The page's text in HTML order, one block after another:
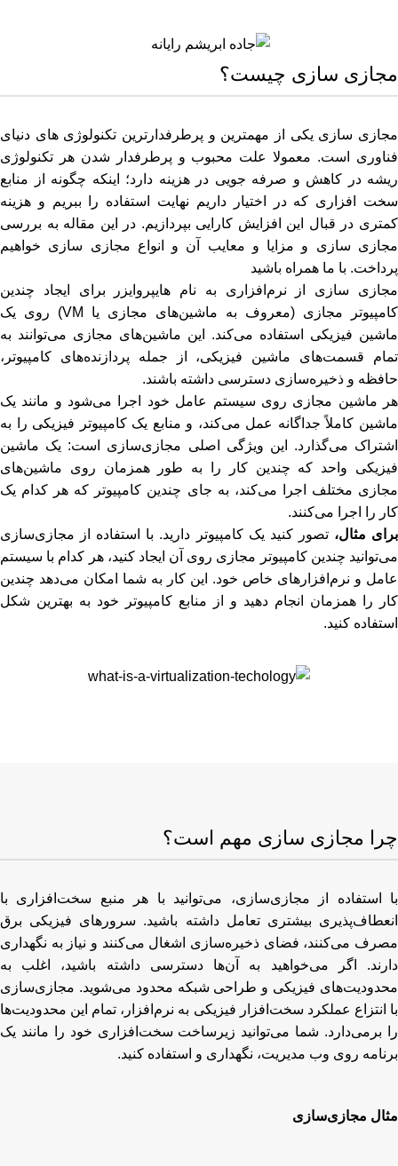
مجازی سازی چیست؟
مجازی سازی یکی از مهمترین و پرطرفدارترین تکنولوژی های دنیای
فناوری است. معمولا علت محبوب و پرطرفدار شدن هر تکنولوژی
ریشه در کاهش و صرفه جویی در هزینه دارد؛ اینکه چگونه از منابع
سخت افزاری که در اختیار داریم نهایت استفاده را ببریم و هزینه
کمتری در قبال این افزایش کارایی بپردازیم. در این مقاله به بررسی
مجازی سازی و مزایا و معایب آن و انواع مجازی سازی خواهیم
پرداخت. با ما همراه باشید
مجازی‌ سازی از نرم‌افزاری به نام هایپروایزر برای ایجاد چندین
کامپیوتر مجازی (معروف به ماشین‌های مجازی یا VM) روی یک
ماشین فیزیکی استفاده می‌کند. این ماشین‌های مجازی می‌توانند به
تمام قسمت‌های ماشین فیزیکی، از جمله پردازنده‌های کامپیوتر،
حافظه و ذخیره‌سازی دسترسی داشته باشند.
هر ماشین مجازی روی سیستم عامل خود اجرا می‌شود و مانند یک
ماشین کاملاً جداگانه عمل می‌کند، و منابع یک کامپیوتر فیزیکی را به
اشتراک می‌گذارد. این ویژگی اصلی مجازی‌سازی است: یک ماشین
فیزیکی واحد که چندین کار را به طور همزمان روی ماشین‌های
مجازی مختلف اجرا می‌کند، به جای چندین کامپیوتر که هر کدام یک
کار را اجرا می‌کنند.
برای مثال، تصور کنید یک کامپیوتر دارید. با استفاده از مجازی‌سازی
می‌توانید چندین کامپیوتر مجازی روی آن ایجاد کنید، هر کدام با سیستم
عامل و نرم‌افزارهای خاص خود. این کار به شما امکان می‌دهد چندین
کار را همزمان انجام دهید و از منابع کامپیوتر خود به بهترین شکل
استفاده کنید.
چرا مجازی سازی مهم است؟
با استفاده از مجازی‌سازی، می‌توانید با هر منبع سخت‌افزاری با
انعطاف‌پذیری بیشتری تعامل داشته باشید. سرورهای فیزیکی برق
مصرف می‌کنند، فضای ذخیره‌سازی اشغال می‌کنند و نیاز به نگهداری
دارند. اگر می‌خواهید به آن‌ها دسترسی داشته باشید، اغلب به
محدودیت‌های فیزیکی و طراحی شبکه محدود می‌شوید. مجازی‌سازی
با انتزاع عملکرد سخت‌افزار فیزیکی به نرم‌افزار، تمام این محدودیت‌ها
را برمی‌دارد. شما می‌توانید زیرساخت سخت‌افزاری خود را مانند یک
برنامه روی وب مدیریت، نگهداری و استفاده کنید.
مثال مجازی‌سازی